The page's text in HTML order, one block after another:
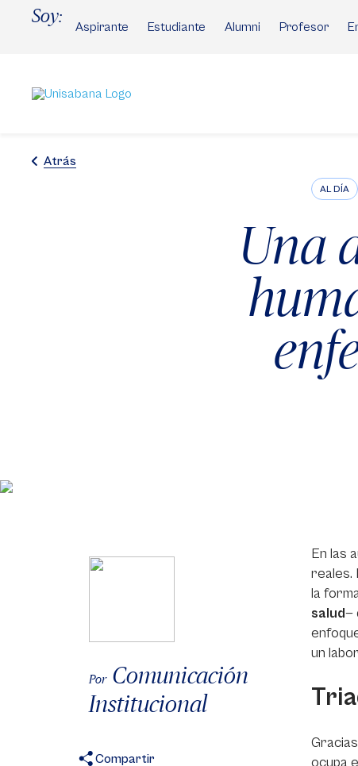
Soy:
Aspirante Estudiante Alumni Profesor
Atrás
AL DÍA
Una
Por Comunicación
Institucional
Compartir
En las
reales.
la
salud—
un
ocupa